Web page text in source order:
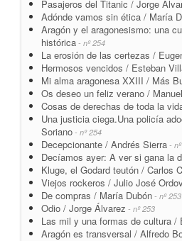
Pasajeros del Titanic / Jorge
Adónde vamos sin ética / María
Aragón y el aragonesismo: una
histórica - nº 254
La erosión de las certezas /
Hermosos vencidos / Esteban
Mi alma aragonesa XXIII / Más
Os deseo un feliz verano /
Cosas de derechas de toda la
Una justicia ciega.Una policía
Soriano - nº 254
Decepcionante / Andrés Sierra -
Decíamos ayer: A ver si gana la
Kluge, el Godard teutón / Carlos
Viejos rockeros / Julio José
De compras / María Dubón - nº 253
Odio / Jorge Álvarez - nº 253
Las mil y una formas de cultura /
Aragón es transversal / Alfredo